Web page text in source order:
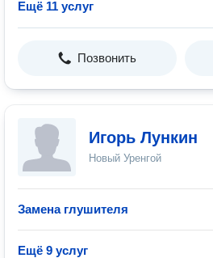
Ещё 11 услуг
Позвонить
Игорь Лункин
Новый Уренгой
Замена глушителя
Ещё 9 услуг